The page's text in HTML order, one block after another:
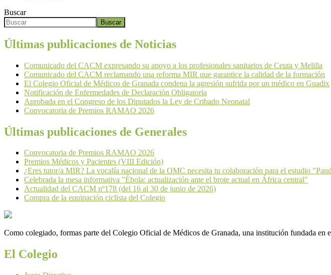
Buscar
Buscar
Últimas publicaciones de Noticias
Comunicado del CACM expresando su apoyo a los profesionales sanitarios de Ceuta y Melilla
Comunicado del CACM reclamando una reforma MIR que garantice la calidad de la formación
El Colegio Oficial de Médicos de Granada condena la agresión sufrida por un médico en Guadix
Notificación de Enfermedades de Declaración Obligatoria
Aprobada en el Congreso de los Diputados la Ley de Cribado Neonatal
Convocatoria de Premios RAMAO 2026
Últimas publicaciones de Generales
Convocatoria de Premios RAMAO 2026
Premios Médicos y Pacientes (VIII Edición)
¿Eres tutor/a MIR? La vocalía nacional de la OMC necesita tu colaboración para el estudio
Celebrada la mesa informativa "Ébola: actualización ante el brote actual en África central"
Actualidad del CACM nº178 (del 16 al 30 de junio de 2026)
Compra de la equipación ciclista del Colegio
Como colegiado, formas parte del Colegio Oficial de Médicos de Granada, una institución fundada en
El Colegio